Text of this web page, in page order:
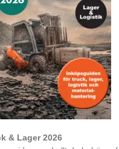
& Lager 2026